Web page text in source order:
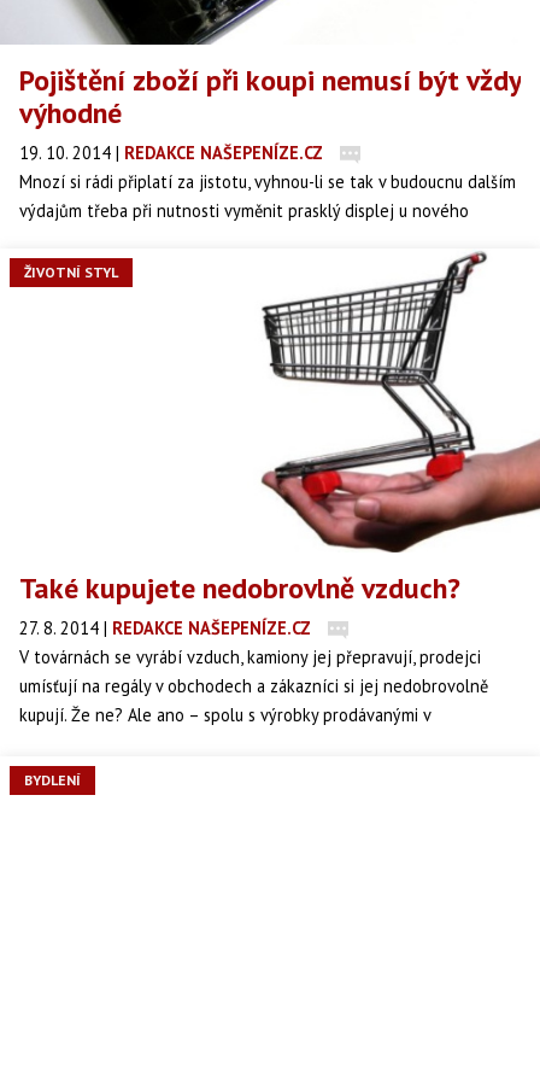
Pojištění zboží při koupi nemusí být vždy
výhodné
19. 10. 2014 | REDAKCE NAŠEPENÍZE.CZ
Mnozí si rádi připlatí za jistotu, vyhnou-li se tak v budoucnu dalším
výdajům třeba při nutnosti vyměnit prasklý displej u nového
Záruka řeší vady, pojištění zase pamatuje na nechtěné pády, a to
se přeci vyplatí. Nebo snad ne? Existují i nevýhody této
ŽIVOTNÍ STYL
Také kupujete nedobrovlně vzduch?
27. 8. 2014 | REDAKCE NAŠEPENÍZE.CZ
V továrnách se vyrábí vzduch, kamiony jej přepravují, prodejci
umísťují na regály v obchodech a zákazníci si jej nedobrovolně
kupují. Že ne? Ale ano – spolu s výrobky prodávanými v
životní prostředí a matou zákazníky.
BYDLENÍ